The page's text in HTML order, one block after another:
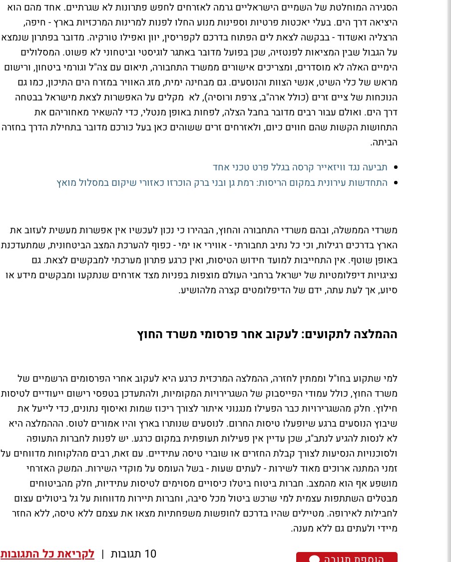
הסגירה המוחלטת של השמיים הישראליים גרמה לאזרחים לחפש פתרונות לא שגרתיים. אחד מהם הוא
היציאה דרך הים. בעלי יאכטות פרטיות וספינות מנוע החלו לפנות למרינות המרכזיות בארץ - חיפה,
הרצליה ואשדוד - בבקשה לצאת לים הפתוח בדרכם לקפריסין, יוון ואפילו טורקיה. מדובר בפתרון שנמצא
על הגבול שבין המציאות לפנטזיה, שכן בפועל מדובר באתגר לוגיסטי וביטחוני לא פשוט. המסלולים
הימיים האלה לא מוסדרים, ומצריכים אישורים ממשרד התחבורה, תיאום עם צה"ל וגורמי ביטחון, ורישום
מראש של כלי השיט, אנשי הצוות והנוסעים. גם מבחינה ימית, מזג האוויר במזרח הים התיכון, כמו גם
הנוכחות של ציים זרים (כולל ארה"ב, צרפת ורוסיה), לא מקלים על האפשרות לצאת מישראל בבטחה
דרך הים. ואולם עבור רבים מדובר בחבל הצלה, לפחות באופן מנטלי, כדי להשאיר מאחוריהם את
התחושות הקשות שהם חווים כיום, ולאזרחים זרים ששוהים כאן בעל כורכם מדובר בתחילת הדרך בחזרה
הביתה.
תביעה נגד וויזאייר קרסה בגלל פרט טכני אחד
התחדשות עירונית במקום הריסות: רמת גן ובני ברק הוכרזו כאזורי שיקום במסלול מואץ
משרדי הממשלה, ובהם משרדי התחבורה והחוץ, הבהירו כי נכון לעכשיו אין אפשרות מעשית לעזוב את
הארץ בדרכים רגילות, וכי כל נתיב תחבורתי - אווירי או ימי - כפוף להערכת המצב הביטחונית, שמתעדכנת
באופן שוטף. אין התחייבות למועד חידוש הטיסות, ואין כרגע פתרון מערכתי למבקשים לצאת. גם
נציגויות דיפלומטיות של ישראל ברחבי העולם מוצפות בפניות מצד אזרחים שנתקעו ומבקשים מידע או
סיוע, אך לעת עתה, ידם של הדיפלומטים קצרה מלהושיע.
ההמלצה לתקועים: לעקוב אחר פרסומי משרד החוץ
למי שתקוע בחו"ל וממתין לחזרה, ההמלצה המרכזית כרגע היא לעקוב אחרי הפרסומים הרשמיים של
משרד החוץ, כולל עמודי הפייסבוק של השגרירויות המקומיות, ולהתעדכן בטפסי רישום ייעודיים לטיסות
חילוץ. חלק מהשגרירויות כבר הפעילו מנגנוני איתור לצורך ריכוז שמות ואיסוף נתונים, כדי לייעל את
שיבוץ הנוסעים ברגע שיופעלו טיסות החרום. לנוסעים שנותרו בארץ והיו אמורים לטוס. הההמלצה היא
לא לנסות להגיע לנתב"ג, שכן עדיין אין פעילות תעופתית במקום כרגע. יש לפנות לחברות התעופה
ולסוכנויות הנסיעות לצורך קבלת החזרים או שוברי טיסה עתידיים. עם זאת, רבים מהלקוחות מדווחים על
זמני המתנה ארוכים מאוד לשירות - לעתים שעות - בשל העומס על מוקדי השירות. המשק האזרחי
מושפע אף הוא מהמצב. חברות ביטוח ביטלו כיסויים מסוימים לטיסות עתידיות, חלק מהביטוחים
מבטלים השתתפות עצמית למי שרכש ביטול מכל סיבה, וחברות תיירות מדווחות על גל ביטולים עצום
לחבילות לאירופה. מטיילים שהיו בדרכם לחופשות משפחתיות מצאו את עצמם ללא טיסה, ללא החזר
מיידי ולעתים גם ללא מענה.
10 תגובות | לקריאת כל התגובות